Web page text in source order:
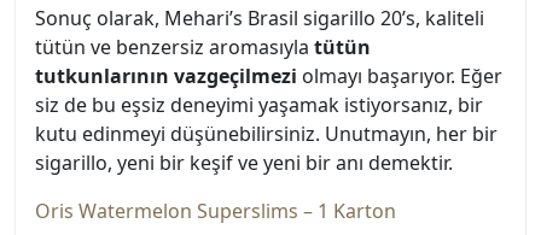
Sonuç olarak, Mehari’s Brasil sigarillo 20’s, kaliteli
tütün ve benzersiz aromasıyla tütün
tutkunlarının vazgeçilmezi olmayı başarıyor. Eğer
siz de bu eşsiz deneyimi yaşamak istiyorsanız, bir
kutu edinmeyi düşünebilirsiniz. Unutmayın, her bir
sigarillo, yeni bir keşif ve yeni bir anı demektir.
Oris Watermelon Superslims – 1 Karton